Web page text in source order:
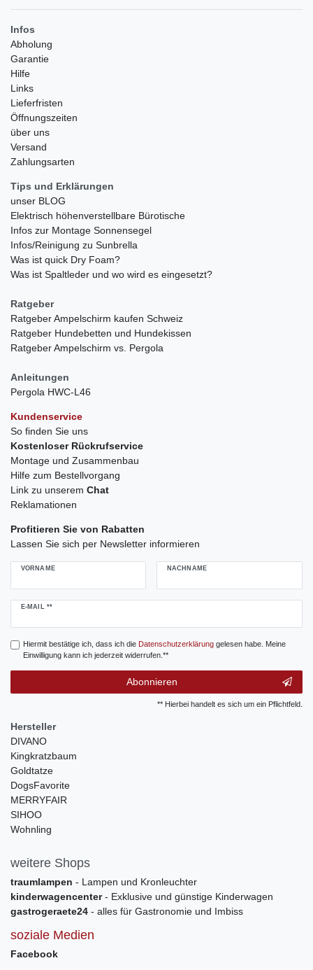
Infos
Abholung
Garantie
Hilfe
Links
Lieferfristen
Öffnungszeiten
über uns
Versand
Zahlungsarten
Tips und Erklärungen
unser BLOG
Elektrisch höhenverstellbare Bürotische
Infos zur Montage Sonnensegel
Infos/Reinigung zu Sunbrella
Was ist quick Dry Foam?
Was ist Spaltleder und wo wird es eingesetzt?
Ratgeber
Ratgeber Ampelschirm kaufen Schweiz
Ratgeber Hundebetten und Hundekissen
Ratgeber Ampelschirm vs. Pergola
Anleitungen
Pergola HWC-L46
Kundenservice
So finden Sie uns
Kostenloser Rückrufservice
Montage und Zusammenbau
Hilfe zum Bestellvorgang
Link zu unserem Chat
Reklamationen
Profitieren Sie von Rabatten
Lassen Sie sich per Newsletter informieren
VORNAME NACHNAME
E-MAIL **
Newsletter
Hiermit bestätige ich, dass ich die Daten­schutz­erklärunggelesen habe. Meine
Einwilligung kann ich jederzeit widerrufen.**
Abonnieren
** Hierbei handelt es sich um ein Pflichtfeld.
Hersteller
DIVANO
Kingkratzbaum
Goldtatze
DogsFavorite
MERRYFAIR
SIHOO
Wohnling
weitere Shops
traumlampen - Lampen und Kronleuchter
kinderwagencenter- Exklusive und günstige Kinderwagen
gastrogeraete24 - alles für Gastronomie und Imbiss
soziale Medien
Facebook